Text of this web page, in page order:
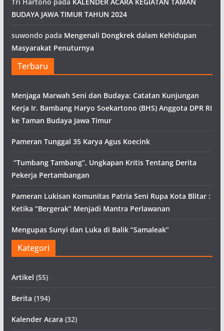
BUDAYA JAWA TIMUR TAHUN 2024
suwondo pada Mengenali Dongkrek dalam Kehidupan
Masyarakat Penuturnya
Terbaru
Menjaga Marwah Seni dan Budaya: Catatan Kunjungan
Kerja Ir. Bambang Haryo Soekartono (BHS) Anggota DPR RI
ke Taman Budaya Jawa Timur
Pameran Tunggal 35 Karya Agus Koecink
“Tumbang Tambang”, Ungkapan Kritis Tentang Derita
Pekerja Pertambangan
Pameran Lukisan Komunitas Patria Seni Rupa Kota Blitar :
Ketika “Bergerak” Menjadi Mantra Perlawanan
Mengupas Sunyi dan Luka di Balik “Samaleak”
Kategori
Artikel (55)
Berita (194)
Kalender Acara (32)